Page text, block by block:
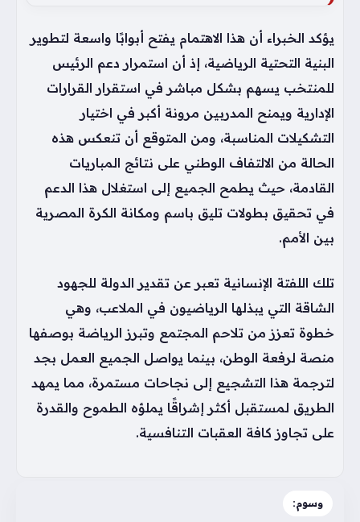
يؤكد الخبراء أن هذا الاهتمام يفتح أبوابًا واسعة لتطوير
البنية التحتية الرياضية، إذ أن استمرار دعم الرئيس
للمنتخب يسهم بشكل مباشر في استقرار القرارات
الإدارية ويمنح المدربين مرونة أكبر في اختيار
التشكيلات المناسبة، ومن المتوقع أن تنعكس هذه
الحالة من الالتفاف الوطني على نتائج المباريات
القادمة، حيث يطمح الجميع إلى استغلال هذا الدعم
في تحقيق بطولات تليق باسم ومكانة الكرة المصرية
بين الأمم.
تلك اللفتة الإنسانية تعبر عن تقدير الدولة للجهود
الشاقة التي يبذلها الرياضيون في الملاعب، وهي
خطوة تعزز من تلاحم المجتمع وتبرز الرياضة بوصفها
منصة لرفعة الوطن، بينما يواصل الجميع العمل بجد
لترجمة هذا التشجيع إلى نجاحات مستمرة، مما يمهد
الطريق لمستقبل أكثر إشراقًا يملؤه الطموح والقدرة
على تجاوز كافة العقبات التنافسية.
وسوم: